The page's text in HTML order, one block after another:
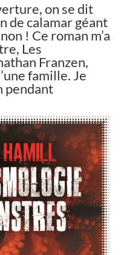
on se dit
de calamar géant
! Ce roman m’a
Les
Franzen,
famille. Je
pendant